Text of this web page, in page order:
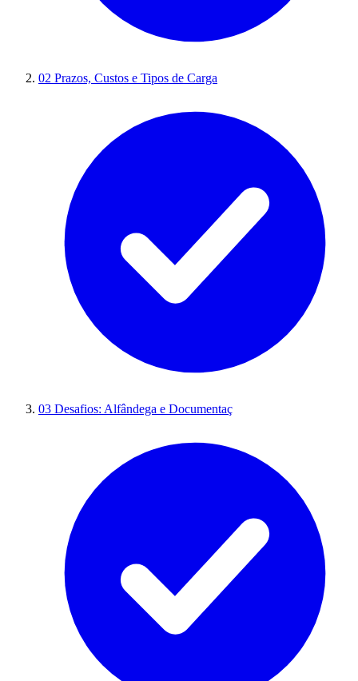
02 Prazos, Custos e Tipos de Carga
03 Desafios: Alfândega e Documentaç